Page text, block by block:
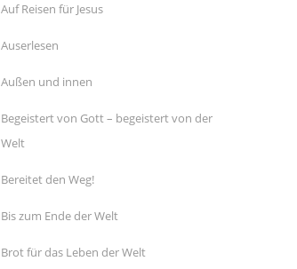
Auf Reisen für Jesus
Auserlesen
Außen und innen
Begeistert von Gott – begeistert von der
Welt
Bereitet den Weg!
Bis zum Ende der Welt
Brot für das Leben der Welt